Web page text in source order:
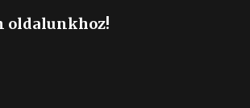
oldalunkhoz!